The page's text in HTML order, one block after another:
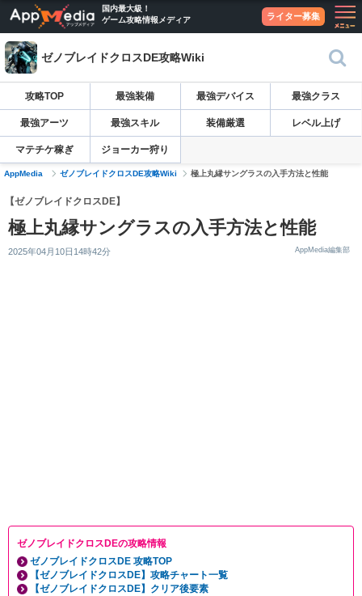
国内最大級！
ゲーム攻略情報メディア
ライター募集
ゼノブレイドクロスDE攻略Wiki
攻略TOP 最強装備 最強デバイス 最強クラス
最強アーツ 最強スキル 装備厳選 レベル上げ
マテチケ稼ぎ ジョーカー狩り
AppMedia ゼノブレイドクロスDE攻略Wiki 極上丸縁サングラスの入手方法と性能
【ゼノブレイドクロスDE】
極上丸縁サングラスの入手方法と性能
2025年04月10日14時42分 AppMedia編集部
ゼノブレイドクロスDEの攻略情報
ゼノブレイドクロスDE 攻略TOP
【ゼノブレイドクロスDE】攻略チャート一覧
【ゼノブレイドクロスDE】クリア後要素